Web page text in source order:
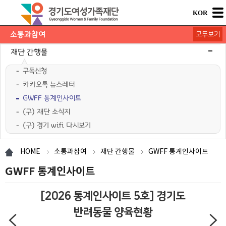
KOR
소통과참여
공지사항
채용공고
모집/행사
카드뉴스
언론보도
도민의 의견
재단 간행물
구독신청
카카오톡 뉴스레터
GWFF 통계인사이트
(구) 재단 소식지
(구) 경기 wifi 다시보기
모두보기
HOME 소통과참여 재단 간행물 GWFF 통계인사이트
GWFF 통계인사이트
[2026 통계인사이트 5호] 경기도
반려동물 양육현황